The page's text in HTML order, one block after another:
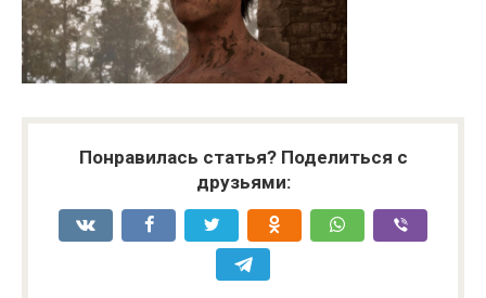
Понравилась статья? Поделиться с
друзьями: